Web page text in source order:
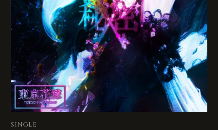
SINGLE